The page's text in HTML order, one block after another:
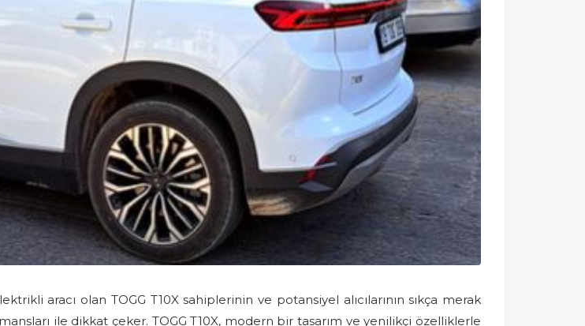
aracı olan TOGG T10X sahiplerinin ve potansiyel alıcılarının sıkça merak
ile dikkat çeker. TOGG T10X, modern bir tasarım ve yenilikçi özelliklerle